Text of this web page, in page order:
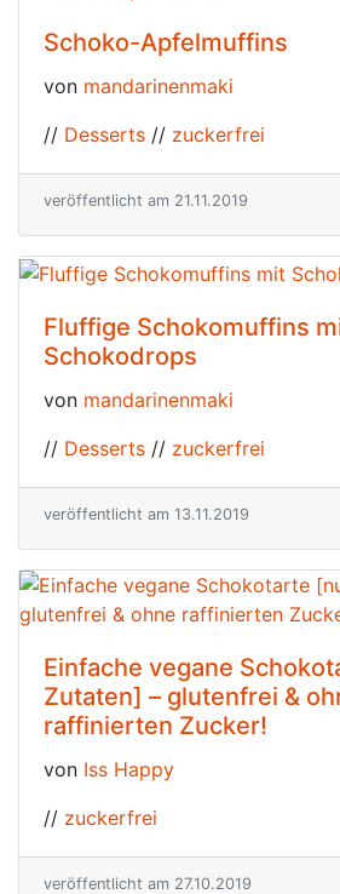
Schoko-Apfelmuffins
von mandarinenmaki
// Desserts // zuckerfrei
veröffentlicht am 21.11.2019
Fluffige Schokomuffins
Schokodrops
von mandarinenmaki
// Desserts // zuckerfrei
veröffentlicht am 13.11.2019
Einfache vegane
Zutaten] – glutenfrei &
raffinierten Zucker!
von Iss Happy
// zuckerfrei
veröffentlicht am 27.10.2019